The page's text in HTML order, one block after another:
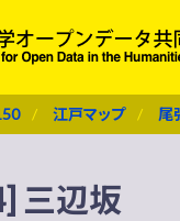
江戸マップ 尾
三辺坂